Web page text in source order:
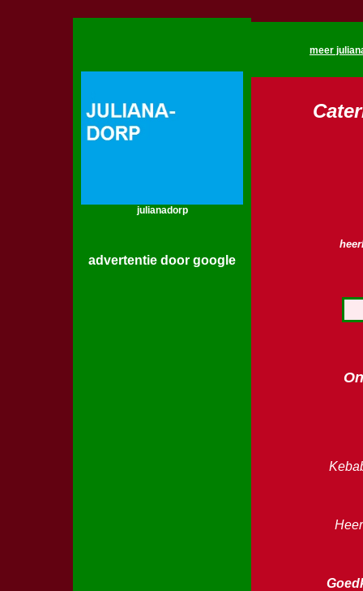
julianadorp
advertentie door google
meer